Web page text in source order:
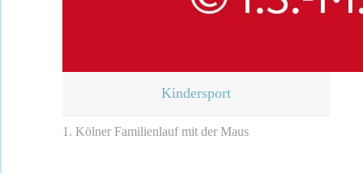
Kindersport
1. Kölner Familienlauf mit der Maus